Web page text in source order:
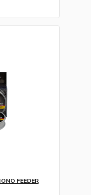
FEEDER